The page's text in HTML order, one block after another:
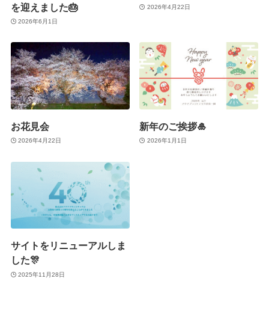
を迎えました🎂
2026年6月1日
2026年4月22日
お花見会
2026年4月22日
新年のご挨拶🎍
2026年1月1日
サイトをリニューアルしま
した🎊
2025年11月28日